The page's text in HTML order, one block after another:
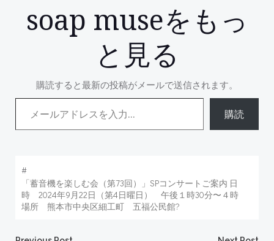
soap museをもっ
と見る
購読すると最新の投稿がメールで送信されます。
メールアドレスを入力...
購読
#
「蓄音機を楽しむ会（第73回）」SPコンサートご案内 日
時 2024年9月22日（第4日曜日） 午後１時30分〜４時
場所 熊本市中央区細工町 五福公民館?